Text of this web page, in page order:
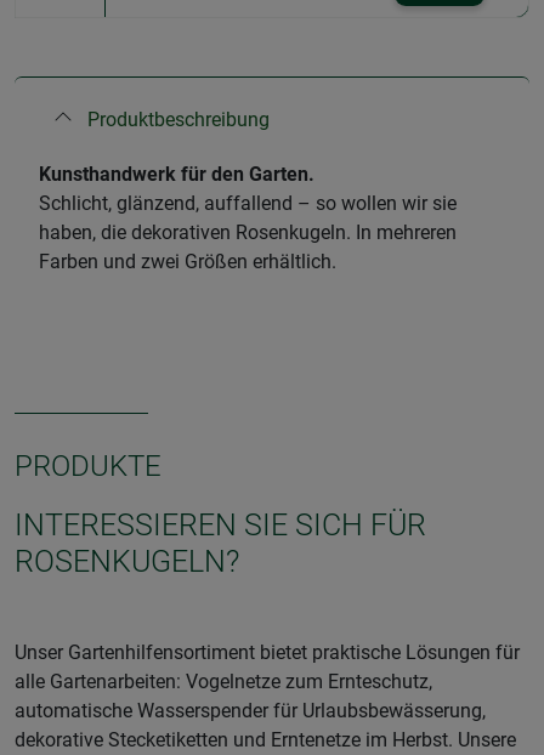
Produktbeschreibung
Kunsthandwerk für den Garten.
​Schlicht, glänzend, auffallend – so wollen wir sie
haben, die dekorativen Rosenkugeln. In mehreren
Farben und zwei Größen erhältlich.
PRODUKTE
INTERESSIEREN SIE SICH FÜR
ROSENKUGELN?
Unser Gartenhilfensortiment bietet praktische Lösungen für
alle Gartenarbeiten: Vogelnetze zum Ernteschutz,
automatische Wasserspender für Urlaubsbewässerung,
dekorative Stecketiketten und Erntenetze im Herbst. Unsere